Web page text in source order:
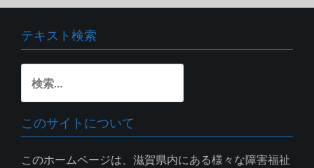
テキスト検索
索:
このサイトについて
このホームページは、滋賀県内にある様々な障害福祉